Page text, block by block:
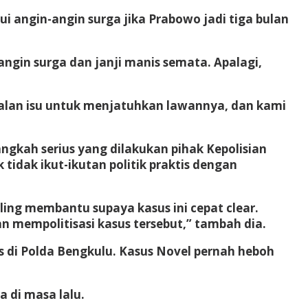
angin-angin surga jika Prabowo jadi tiga bulan
surga dan janji manis semata. Apalagi,
isu untuk menjatuhkan lawannya, dan kami
serius yang dilakukan pihak Kepolisian
tidak ikut-ikutan politik praktis dengan
membantu supaya kasus ini cepat clear.
mempolitisasi kasus tersebut,” tambah dia.
Polda Bengkulu. Kasus Novel pernah heboh
di masa lalu.